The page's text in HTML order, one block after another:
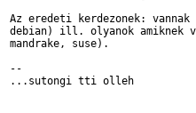
Az eredeti kerdezonek:
debian) ill. olyanok amiknek
mandrake, suse).
--
...sutongi tti olleh